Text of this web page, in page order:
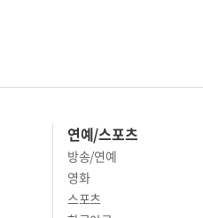
연예/스포츠
방송/연예